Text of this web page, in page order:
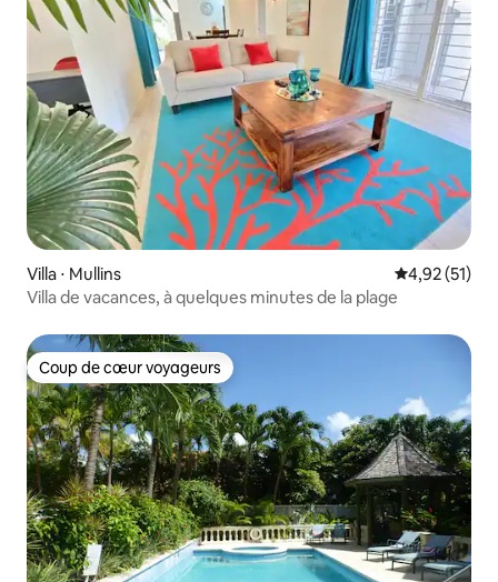
Villa ⋅ Mullins Évaluation
4,92 (51)
Villa de vacances, à quelques minutes de la plage
Coup de cœur voyageurs
Coup de cœur voyageurs